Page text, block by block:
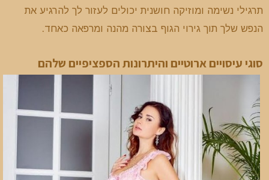
תרגילי נשימה ומוזיקה חושנית יכולים לעזור לך להרגיע את
הנפש שלך תוך גירוי הגוף בצורה מהנה ומרפאה כאחד.
סוגי עיסויים ארוטיים והיתרונות הספציפיים שלהם